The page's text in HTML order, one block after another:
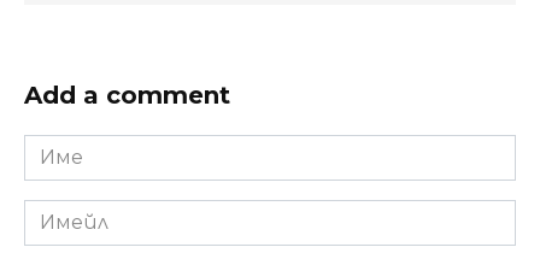
Add a comment
Име
*
Имейл
*